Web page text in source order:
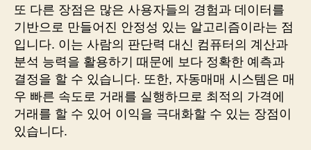
또 다른 장점은 많은 사용자들의 경험과 데이터를
기반으로 만들어진 안정성 있는 알고리즘이라는 점
입니다. 이는 사람의 판단력 대신 컴퓨터의 계산과
분석 능력을 활용하기 때문에 보다 정확한 예측과
결정을 할 수 있습니다. 또한, 자동매매 시스템은 매
우 빠른 속도로 거래를 실행하므로 최적의 가격에
거래를 할 수 있어 이익을 극대화할 수 있는 장점이
있습니다.